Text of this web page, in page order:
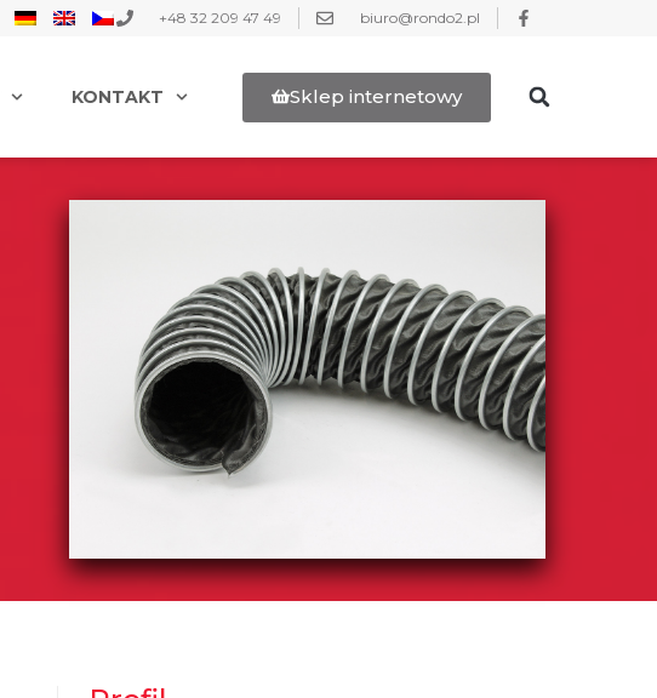
+48 32 209 47 49 biuro@rondo2.pl
KONTAKT Sklep internetowy